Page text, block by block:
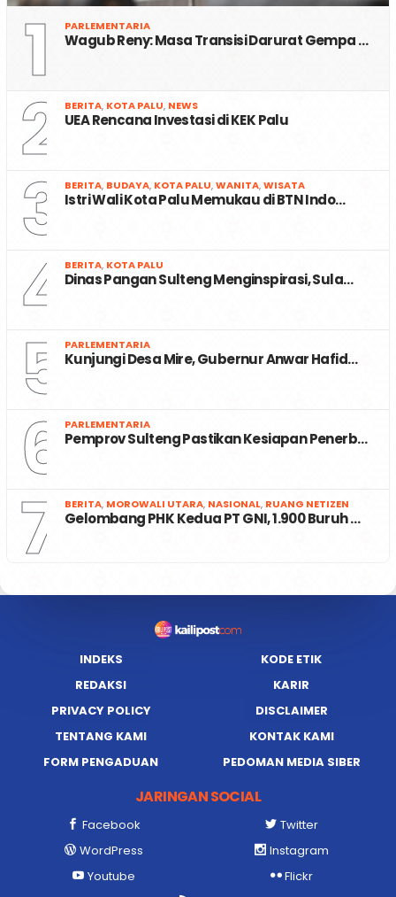
1 PARLEMENTARIA
Wagub Reny: Masa Transisi Darurat Gempa …
2 BERITA, KOTA PALU, NEWS
UEA Rencana Investasi di KEK Palu
3 BERITA, BUDAYA, KOTA PALU,WANITA,WISATA
Istri Wali Kota Palu Memukau di BTN Indo…
4 BERITA, KOTA PALU
Dinas Pangan Sulteng Menginspirasi, Sula…
5 PARLEMENTARIA
Kunjungi Desa Mire, Gubernur Anwar Hafid…
6 PARLEMENTARIA
Pemprov Sulteng Pastikan Kesiapan Penerb…
7 BERITA, MOROWALI UTARA, NASIONAL, RUANG NETIZEN
Gelombang PHK Kedua PT GNI, 1.900 Buruh …
INDEKS
KODE ETIK
REDAKSI
KARIR
PRIVACY POLICY
DISCLAIMER
TENTANG KAMI
KONTAK KAMI
FORM PENGADUAN
PEDOMAN MEDIA SIBER
JARINGAN SOCIAL
Facebook
Twitter
WordPress
Instagram
Youtube
Flickr